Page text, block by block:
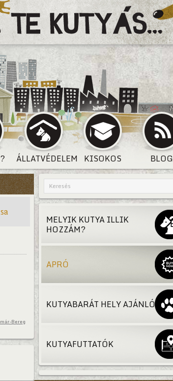
ÁLLATVÉDELEM KISOKOS BLOG
Bereg
MELYIK KUTYA ILLIK
HOZZÁM?
APRÓ
KUTYABARÁT HELY AJÁNLÓ
KUTYAFUTTATÓK